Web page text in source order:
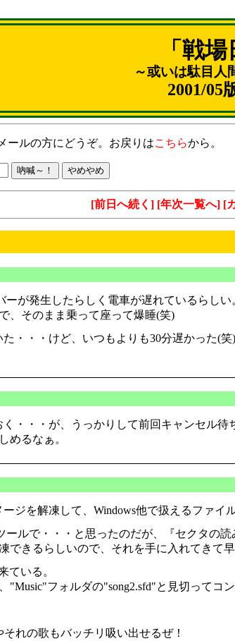
「戦場
～或いは駄目人
2001/05
ールの方にどうぞ。お戻りはこちらから。
[前日へ続く] [年次一覧へ] [
が発生したらしく電車が遅れているらしい
、そのまま乗って座って爆睡(笑)
・・・けど、いつもよりも30分遅かった(笑)
・・・が、うっかりして前回キャンセル待
めるなぁ。
ジを解凍して、Windows他で扱えるファイ
ルで・・・と思ったのだが、『セクタの
できるらしいので、それを手に入れてきて早
ている。
フォルダの"song2.sfd"と見切ってコン
れの歌もバッチリ吸い出せるぜ！